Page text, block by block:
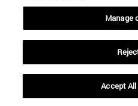
Manage
Accept